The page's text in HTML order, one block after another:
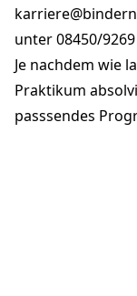
unter 08450/9269
Je nachdem wie
Praktikum
passsendes